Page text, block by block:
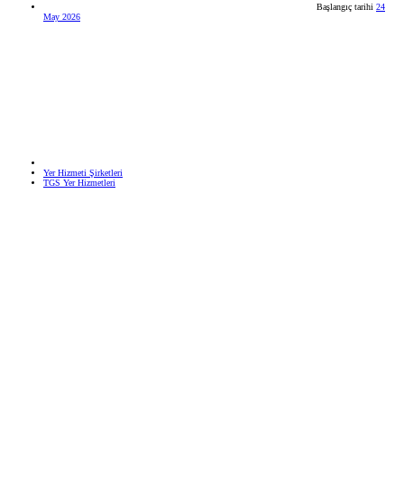
Başlangıç tarihi 24
May 2026
Yer Hizmeti Şirketleri
TGS Yer Hizmetleri